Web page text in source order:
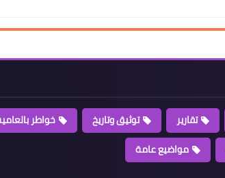
تقارير توثيق وتاريخ خواطر
مواضيع عامة